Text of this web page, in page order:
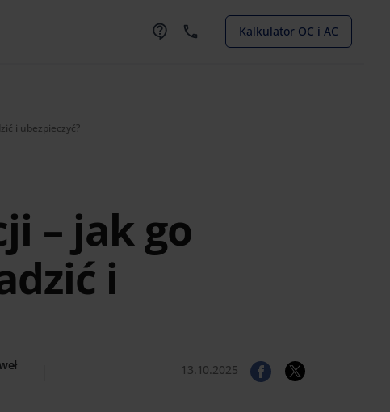
Kalkulator OC i AC
i ubezpieczyć?
– jak go
i
13.10.2025